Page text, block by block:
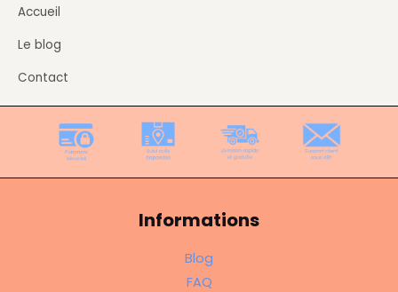
Accueil
Le blog
Contact
Informations
Blog
FAQ